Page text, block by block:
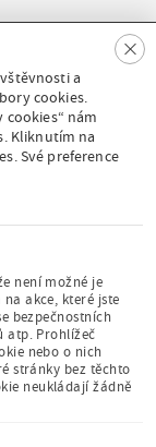
Clo
se
a
cookies.
nám
Kliknutím na
Své preference
není možné je
akce, které jste
bezpečnostních
atp. Prohlížeč
nebo o nich
stránky bez těchto
neukládají žádně